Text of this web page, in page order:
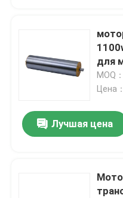
для
MOQ
Цена
Лучшая цена